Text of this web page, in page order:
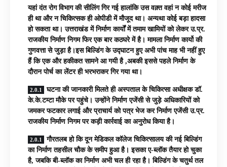
यहां दंत रोग विभाग की सीलिंग गिर गई हालांकि उस वक़्त वहां न कोई मरीज
ही था और न चिकित्सक ही ओपीडी में मौजूद था। अन्यथा कोई बड़ा हादसा
हो सकता था। उत्तराखंड में निर्माण कार्यों में तमाम खामियों को लेकर उ.प्र.
राजकीय निर्माण निगम फिर एक बार कठघरे में है। मामला निर्माण कार्यो की
गुणवत्ता से जुड़ा है।इस बिल्डिंग के उद्घाटन हुए अभी पांच माह भी नहीं हुए
हैं कि एक और हकीकत सामने आ गयी है ,अबकी इससे पहले निर्माण के
दौरान पोर्च का लेंटर ही भरभराकर गिर गया था।
घटना की जानकारी मिलते ही अस्पताल के चिकित्सा अधीक्षक डॉ.
के.के.टम्टा मौके पर पहुंचे। उन्होंने निर्माण एजेंसी से जुड़े अधिकारियों को
जमकर फटकार लगाई और प्राचार्य को पत्र भेज कर निर्माण एजेंसी उ.प्र.
राजकीय निर्माण निगम पर कड़ी कार्रवाई का अनुरोध किया है।
गौरतलब हो कि दून मेडिकल कॉलेज चिकित्सालय की नई बिल्डिंग
का निर्माण तहसील चौक के समीप हुआ है। इसका ए-ब्लॉक तैयार हो चुका
है, जबकि बी-ब्लॉक का निर्माण अभी चल ही रहा है। बिल्डिंग के चतुर्थ तल